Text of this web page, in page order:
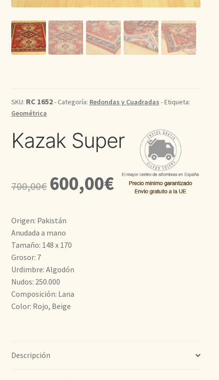
Kilim
Redondas
Seda
SKU: RC 1652- Categoría: Redondas y Cuadradas - Etiqueta:
Geométrica
Kazak Super
700,00€
El
precio
era:
700,00€.
600,00€El
precio
Origen: Pakistán
Anudada a mano
Tamaño: 148 x 170
Grosor: 7
Urdimbre: Algodón
Nudos: 250.000
Composición: Lana
Color: Rojo, Beige
Descripción